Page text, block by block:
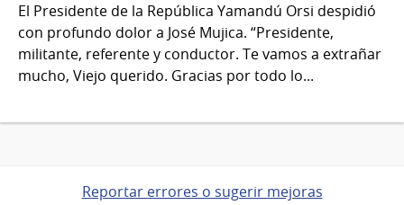
El Presidente de la República Yamandú Orsi despidió
con profundo dolor a José Mujica. “Presidente,
militante, referente y conductor. Te vamos a extrañar
mucho, Viejo querido. Gracias por todo lo...
Reportar errores o sugerir mejoras